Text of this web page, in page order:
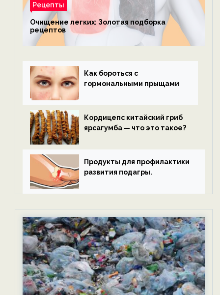
Рецепты
Очищение легких: Золотая подборка
рецептов
Как бороться с
гормональными прыщами
Кордицепс китайский гриб
ярсагумба — что это такое?
Продукты для профилактики
развития подагры.